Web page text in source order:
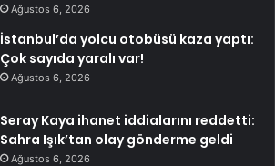
Ağustos 6, 2026
İstanbul’da yolcu otobüsü kaza yaptı:
Çok sayıda yaralı var!
Ağustos 6, 2026
Seray Kaya ihanet iddialarını reddetti:
Sahra Işık’tan olay gönderme geldi
Ağustos 6, 2026